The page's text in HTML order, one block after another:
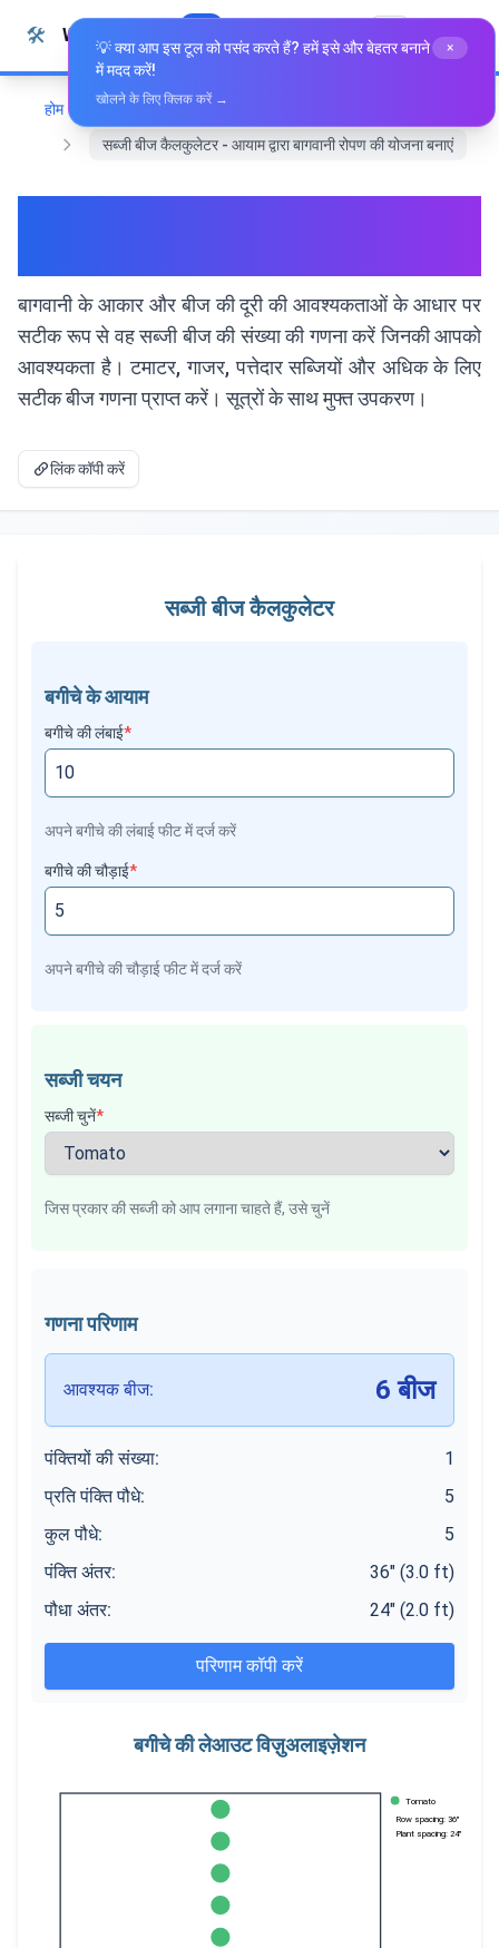
सामग्री पर जाएं
🛠️ Whiz Tools सभी उपकरण हिन्दी
होम
विशेष उपकरण
सब्जी बीज कैलकुलेटर - आयाम द्वारा बागवानी रोपण की योजना बनाएं
बागवानी के आकार और बीज की दूरी की आवश्यकताओं के आधार पर
सटीक रूप से वह सब्जी बीज की संख्या की गणना करें जिनकी आपको
आवश्यकता है। टमाटर, गाजर, पत्तेदार सब्जियों और अधिक के लिए
सटीक बीज गणना प्राप्त करें। सूत्रों के साथ मुफ्त उपकरण।
लिंक कॉपी करें
सब्जी बीज कैलकुलेटर
बगीचे के आयाम
बगीचे की लंबाई*
अपने बगीचे की लंबाई फीट में दर्ज करें
बगीचे की चौड़ाई*
अपने बगीचे की चौड़ाई फीट में दर्ज करें
सब्जी चयन
सब्जी चुनें*
जिस प्रकार की सब्जी को आप लगाना चाहते हैं, उसे चुनें
गणना परिणाम
आवश्यक बीज: 6 बीज
पंक्तियों की संख्या:
1
प्रति पंक्ति पौधे:
5
कुल पौधे:
5
पंक्ति अंतर: 36" (3.0 ft)
पौधा अंतर: 24" (2.0 ft)
परिणाम कॉपी करें
बगीचे की लेआउट विज़ुअलाइज़ेशन
Tomato
Row spacing: 36"
Plant spacing: 24"
💡 क्या आप इस टूल को पसंद करते हैं? हमें इसे और बेहतर बनाने
में मदद करें!
×
खोलने के लिए क्लिक करें →